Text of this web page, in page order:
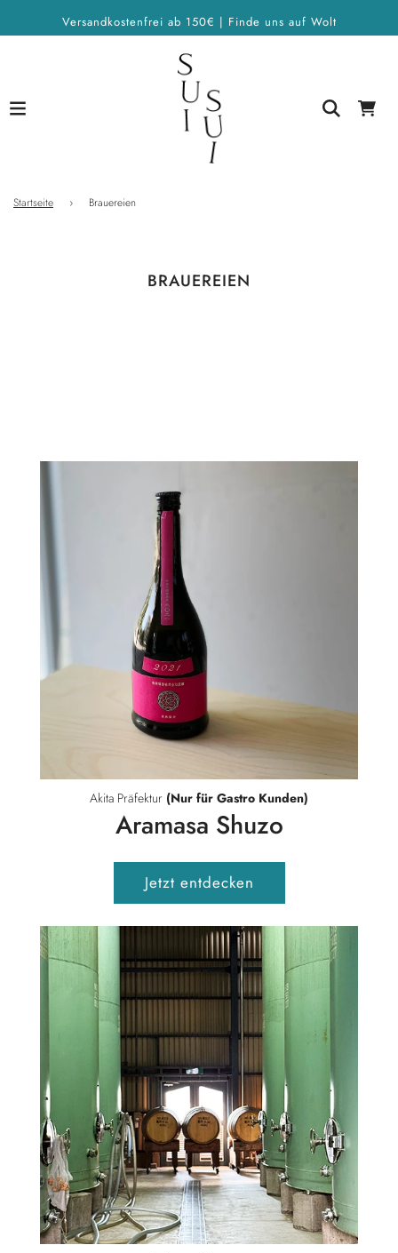
Versandkostenfrei ab 150€ | Finde uns auf Wolt
Startseite › Brauereien
BRAUEREIEN
Akita Präfektur (Nur für Gastro Kunden)
Aramasa Shuzo
Jetzt entdecken